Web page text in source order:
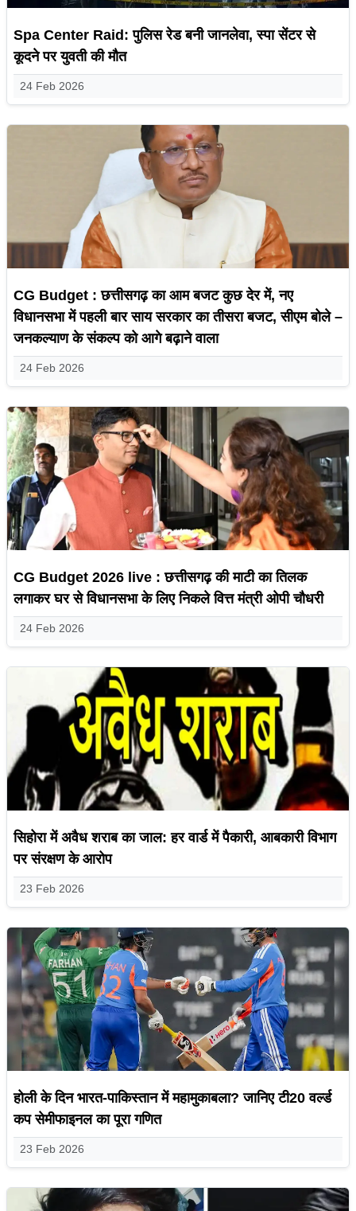
Spa Center Raid: पुलिस रेड बनी जानलेवा, स्पा सेंटर से
कूदने पर युवती की मौत
24 Feb 2026
CG Budget : छत्तीसगढ़ का आम बजट कुछ देर में, नए
विधानसभा में पहली बार साय सरकार का तीसरा बजट, सीएम बोले –
जनकल्याण के संकल्प को आगे बढ़ाने वाला
24 Feb 2026
CG Budget 2026 live : छत्तीसगढ़ की माटी का तिलक
लगाकर घर से विधानसभा के लिए निकले वित्त मंत्री ओपी चौधरी
24 Feb 2026
सिहोरा में अवैध शराब का जाल: हर वार्ड में पैकारी, आबकारी विभाग
पर संरक्षण के आरोप
23 Feb 2026
होली के दिन भारत-पाकिस्तान में महामुकाबला? जानिए टी20 वर्ल्ड
कप सेमीफाइनल का पूरा गणित
23 Feb 2026